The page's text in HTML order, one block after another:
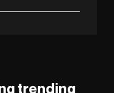
trending